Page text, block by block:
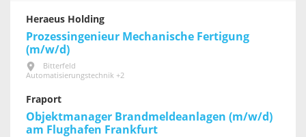
Heraeus Holding
Prozessingenieur Mechanische Fertigung
(m/w/d)
Bitterfeld
Automatisierungstechnik +2
Fraport
Objektmanager Brandmeldeanlagen (m/w/d)
am Flughafen Frankfurt